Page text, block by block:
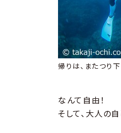
帰りは、またつり
なんて自由！
そして、大人の